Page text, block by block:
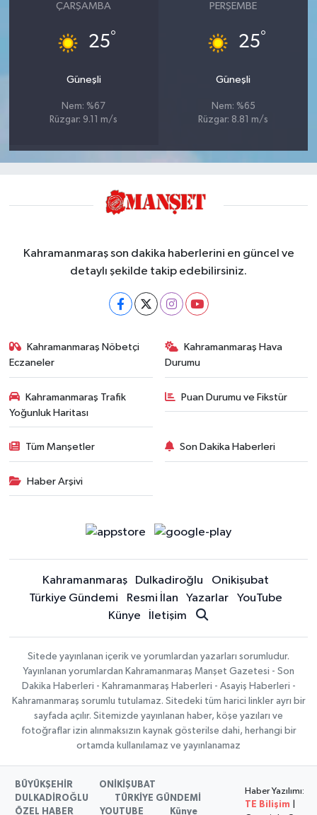
ÇARŞAMBA
25°
Güneşli
Nem: %67
Rüzgar: 9.11 m/s
PERŞEMBE
25°
Güneşli
Nem: %65
Rüzgar: 8.81 m/s
Kahramanmaraş son dakika haberlerini en güncel ve
detaylı şekilde takip edebilirsiniz.
Kahramanmaraş Nöbetçi
Eczaneler
Kahramanmaraş Hava
Durumu
Kahramanmaraş Trafik
Yoğunluk Haritası
Puan Durumu ve Fikstür
Tüm Manşetler Son Dakika Haberleri
Haber Arşivi
Kahramanmaraş Dulkadiroğlu
Onikişubat
Türkiye Gündemi
Resmi İlan Yazarlar
YouTube
Künye
İletişim
Sitede yayınlanan içerik ve yorumlardan yazarları sorumludur.
Yayınlanan yorumlardan Kahramanmaraş Manşet Gazetesi - Son
Dakika Haberleri - Kahramanmaraş Haberleri - Asayiş Haberleri -
Kahramanmaraş sorumlu tutulamaz. Sitedeki tüm harici linkler ayrı bir
sayfada açılır. Sitemizde yayınlanan haber, köşe yazıları ve
fotoğraflar izin alınmaksızın kaynak gösterilse dahi, herhangi bir
ortamda kullanılamaz ve yayınlanamaz
BÜYÜKŞEHİR
ONİKİŞUBAT
DULKADİROĞLU
TÜRKİYE GÜNDEMİ
ÖZEL HABER
YOUTUBE Künye
Haber Yazılımı:
TE Bilişim